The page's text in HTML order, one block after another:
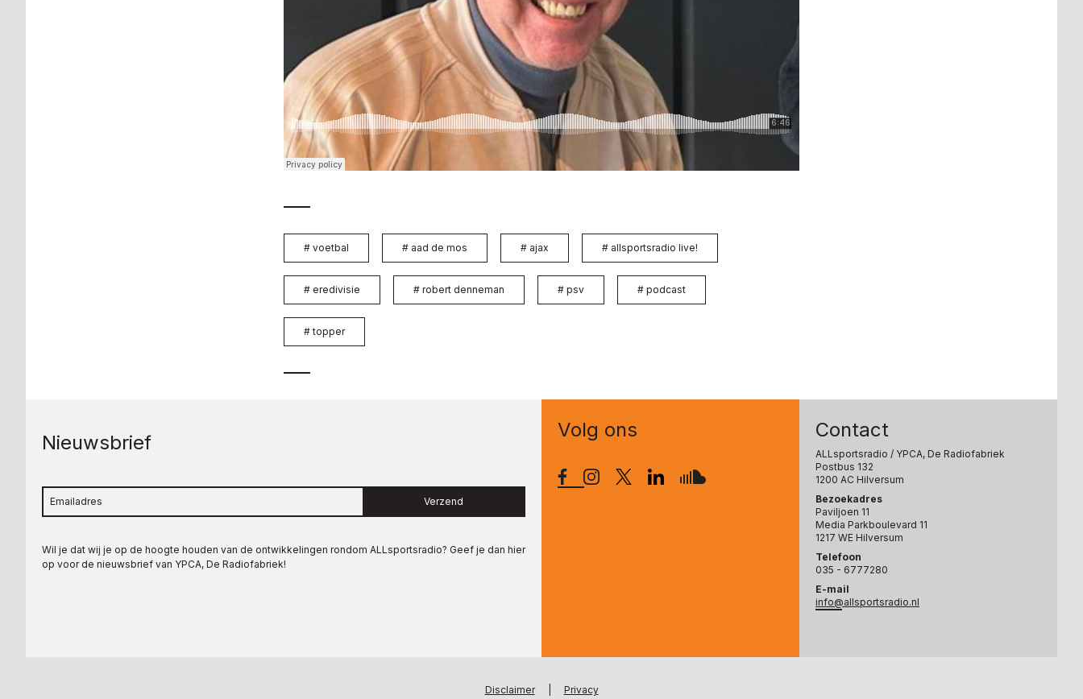
# voetbal # aad de mos # ajax # allsportsradio live!
# eredivisie # robert denneman # psv # podcast
#topper
Nieuwsbrief
Verzend
Wil je dat wij je op de hoogte houden van de ontwikkelingen rondom ALLsportsradio? Geef je dan hier
op voor de nieuwsbrief van YPCA, De Radiofabriek!
Volg ons Contact
ALLsportsradio / YPCA, De Radiofabriek
Postbus 132
1200 AC Hilversum
Bezoekadres
Paviljoen 11
Media Parkboulevard 11
1217 WE Hilversum
Telefoon
035 - 6777280
E-mail
info@allsportsradio.nl
Disclaimer Privacy